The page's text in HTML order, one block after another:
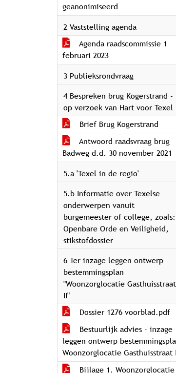
geanonimiseerd
2 Vaststelling agenda
Agenda raadscommissie 1
februari 2023
3 Publieksrondvraag
4 Bespreken brug Kogerstrand -
op verzoek van Hart voor Texel
Brief Brug Kogerstrand
Antwoord raadsvraag brug
Badweg d.d. 30 november 2021
5.a 'Texel in de regio'
5.b Informatie over Texelse
onderwerpen vanuit
burgemeester of college, zoals:
Openbare Orde en Veiligheid,
stikstofdossier
6 Ter inzage leggen ontwerp
bestemmingsplan
"Woonzorglocatie Gasthuisstraat
II"
Dossier 1276 voorblad.pdf
Bestuurlijk advies - inzage
leggen ontwerp
Woonzorglocatie Gasthuisstraat
Bijlage 1. Woonzorglocatie